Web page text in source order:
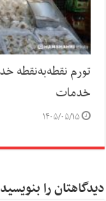
خدمات
۱۴۰۵/۰۵/۱۵
دیدگاهتان را بنویسید